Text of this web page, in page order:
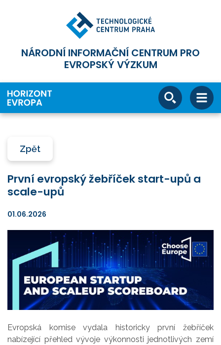
NÁRODNÍ INFORMAČNÍ CENTRUM PRO
EVROPSKÝ VÝZKUM
Zpět
První evropský žebříček start-upů a
scale-upů
01.06.2026
Evropská komise vydala historicky první žebříček
nabízející přehled vývoje výkonnosti jednotlivých zemí